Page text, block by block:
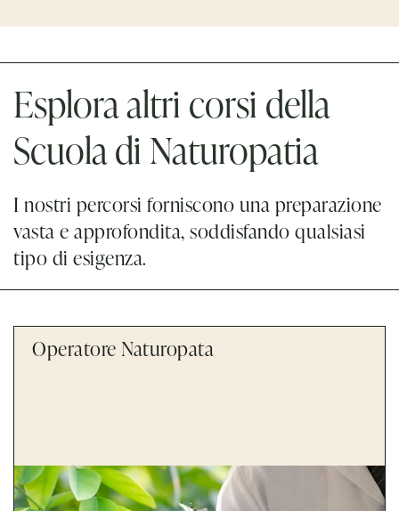
Esplora altri corsi della
Scuola di Naturopatia
I nostri percorsi forniscono una preparazione
vasta e approfondita, soddisfando qualsiasi
tipo di esigenza.
Operatore Naturopata